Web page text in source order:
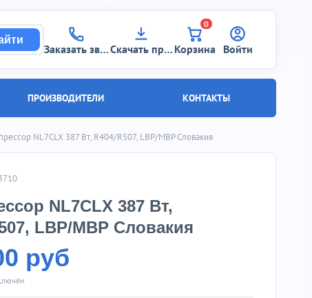
Заказать звонокСкачать прайс
0
Корзина Войти
ПРОИЗВОДИТЕЛИ КОНТАКТЫ
NL7CLX 387 Вт, R404/R507, LBP/MBP Словакия
NL7CLX 387 Вт,
LBP/MBP Словакия
руб